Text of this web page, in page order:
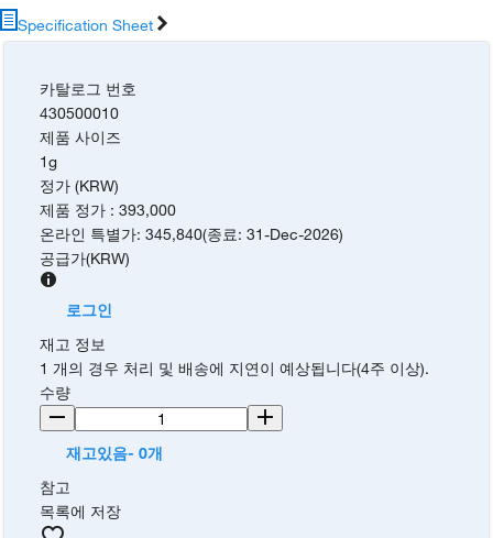
Specification Sheet
카탈로그 번호
430500010
제품 사이즈
1g
정가 (KRW)
제품 정가 :393,000
온라인 특별가:345,840(종료:31-Dec-2026)
공급가(KRW)
로그인
재고 정보
1 개의 경우 처리 및 배송에 지연이 예상됩니다(4주 이상).
수량
재고있음- 0개
참고
목록에 저장